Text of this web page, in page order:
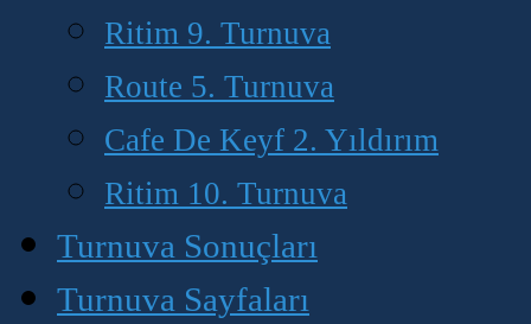
Ritim 9. Turnuva
Route 5. Turnuva
Cafe De Keyf 2. Yıldırım
Ritim 10. Turnuva
Turnuva Sonuçları
Turnuva Sayfaları